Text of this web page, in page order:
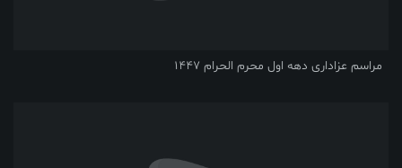
مراسم عزاداری دهه اول محرم الحرام 1447